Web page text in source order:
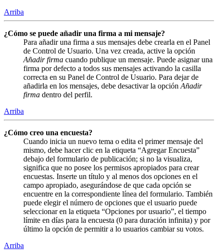
Arriba
¿Cómo se puede añadir una firma a mi mensaje?
Para añadir una firma a sus mensajes debe crearla en el Panel
de Control de Usuario. Una vez creada, active la opción
Añadir firma cuando publique un mensaje. Puede asignar una
firma por defecto a todos sus mensajes activando la casilla
correcta en su Panel de Control de Usuario. Para dejar de
añadirla en los mensajes, debe desactivar la opción Añadir
firma dentro del perfil.
Arriba
¿Cómo creo una encuesta?
Cuando inicia un nuevo tema o edita el primer mensaje del
mismo, debe hacer clic en la etiqueta “Agregar Encuesta”
debajo del formulario de publicación; si no la visualiza,
significa que no posee los permisos apropiados para crear
encuestas. Inserte un título y al menos dos opciones en el
campo apropiado, asegurándose de que cada opción se
encuentre en la correspondiente línea del formulario. También
puede elegir el número de opciones que el usuario puede
seleccionar en la etiqueta “Opciones por usuario”, el tiempo
límite en días para la encuesta (0 para duración infinita) y por
último la opción de permitir a lo usuarios cambiar su votos.
Arriba